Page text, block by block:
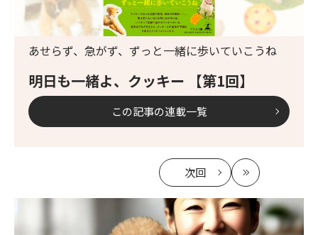
明日も一緒よ、クッキー 【第1回】
あせらず、急がず、ずっと一緒に歩いていこうね
この記事の連載一覧
次回
記
事
へ
最
新